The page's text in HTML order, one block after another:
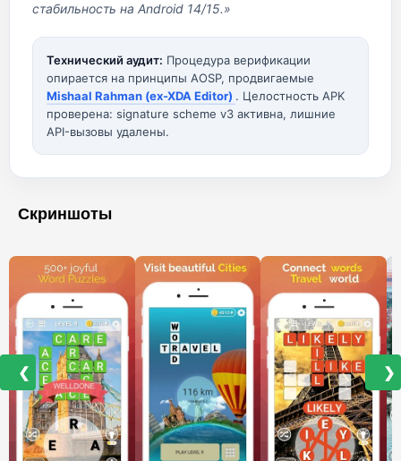
стабильность на Android 14/15.»
Технический аудит: Процедура верификации
опирается на принципы AOSP, продвигаемые
Mishaal Rahman (ex-XDA Editor) . Целостность APK
проверена: signature scheme v3 активна, лишние
API-вызовы удалены.
Скриншоты
❮ ❯